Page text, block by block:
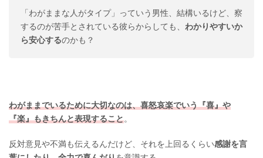
「わがままな人がタイプ」っていう男性、結構いるけど、察
するのが苦手とされている彼らからしても、 わかりやすいか
ら安心するのかも？
わがままでいるために大切なのは、喜怒哀楽でいう『喜』や
『楽』もきちんと表現すること。
反対意見や不満も伝えるんだけど、それを上回るくらい感謝を言